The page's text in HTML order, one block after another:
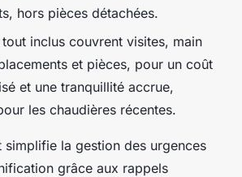
hors pièces détachées.
inclus couvrent visites, main
et pièces, pour un coût
et une tranquillité accrue,
les chaudières récentes.
simplifie la gestion des urgences
grâce aux rappels